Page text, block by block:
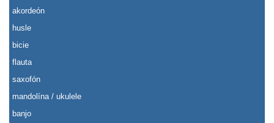
akordeón
husle
bicie
flauta
saxofón
mandolína / ukulele
banjo